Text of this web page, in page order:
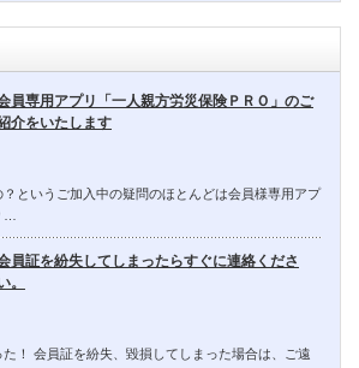
員専用アプリ「一人親方労災保険ＰＲＯ」のご
介をいたします
というご加入中の疑問のほとんどは会員様専用アプ
…
員証を紛失してしまったらすぐに連絡くださ
。
！ 会員証を紛失、毀損してしまった場合は、ご遠